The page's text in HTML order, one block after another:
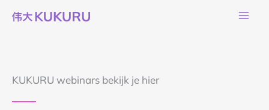
naar
KUKURU webinars bekijk je hier